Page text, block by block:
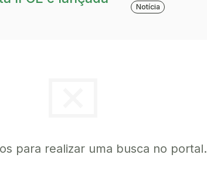
Notícia
para realizar uma busca no portal.